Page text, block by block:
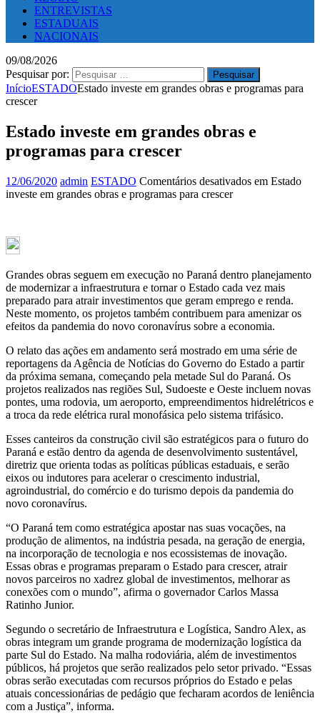
ENTREVISTAS
ESTADUAIS
NACIONAIS
09/08/2026
Pesquisar por:
InícioESTADOEstado investe em grandes obras e programas para
crescer
Estado investe em grandes obras e
programas para crescer
12/06/2020 admin ESTADO Comentários desativados em Estado
investe em grandes obras e programas para crescer
Grandes obras seguem em execução no Paraná dentro planejamento
de modernizar a infraestrutura e tornar o Estado cada vez mais
preparado para atrair investimentos que geram emprego e renda.
Neste momento, os projetos também contribuem para amenizar os
efeitos da pandemia do novo coronavírus sobre a economia.
O relato das ações em andamento será mostrado em uma série de
reportagens da Agência de Notícias do Governo do Estado a partir
da próxima semana, começando pela metade Sul do Paraná. Os
projetos realizados nas regiões Sul, Sudoeste e Oeste incluem novas
pontes, uma rodovia, um aeroporto, empreendimentos hidrelétricos e
a troca da rede elétrica rural monofásica pelo sistema trifásico.
Esses canteiros da construção civil são estratégicos para o futuro do
Paraná e estão dentro da agenda de desenvolvimento sustentável,
diretriz que orienta todas as políticas públicas estaduais, e serão
eixos ou indutores para acelerar o crescimento industrial,
agroindustrial, do comércio e do turismo depois da pandemia do
novo coronavírus.
“O Paraná tem como estratégica apostar nas suas vocações, na
produção de alimentos, na indústria pesada, na geração de energia,
na incorporação de tecnologia e nos ecossistemas de inovação.
Essas obras e programas preparam o Estado para crescer, atrair
novos parceiros no xadrez global de investimentos, melhorar as
conexões com o mundo”, afirma o governador Carlos Massa
Ratinho Junior.
Segundo o secretário de Infraestrutura e Logística, Sandro Alex, as
obras integram um grande programa de modernização logística da
parte Sul do Estado. Na malha rodoviária, além de investimentos
públicos, há projetos que serão realizados pelo setor privado. “Essas
obras serão executadas com recursos próprios do Estado e pelas
atuais concessionárias de pedágio que fecharam acordos de leniência
com a Justiça”, informa.